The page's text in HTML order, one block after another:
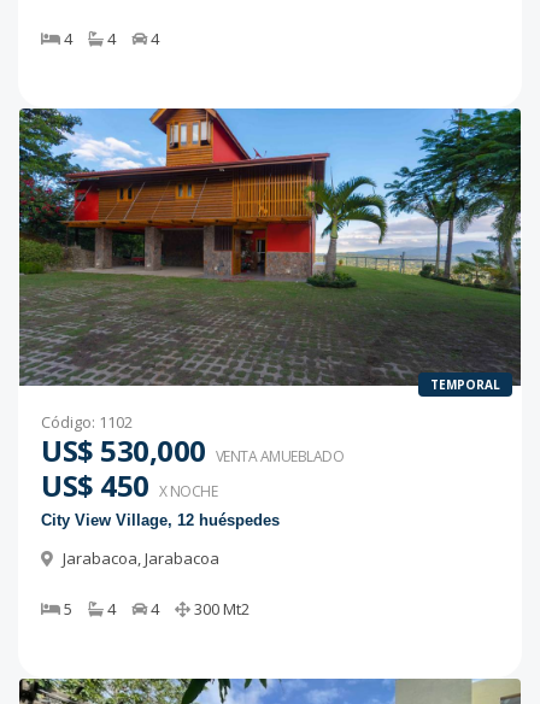
4 4 4
TEMPORAL
Código: 1102
US$ 530,000 VENTA AMUEBLADO
US$ 450 X NOCHE
City View Village, 12 huéspedes
Jarabacoa,Jarabacoa
5 4 4 300Mt2